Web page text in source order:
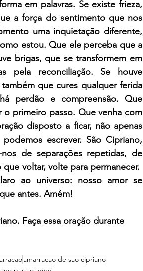
em palavras. Se existe frieza,
a força do sentimento que nos
uma inquietação diferente,
estou. Que ele perceba que a
brigas, que se transformem em
pela reconciliação. Se houve
que cures qualquer ferida
perdão e compreensão. Que
primeiro passo. Que venha com
disposto a ficar, não apenas
escrever. São Cipriano,
de separações repetidas, de
voltar, volte para permanecer.
ao universo: nosso amor se
antes. Amém!
Faça essa oração durante
amarracao de sao cipriano